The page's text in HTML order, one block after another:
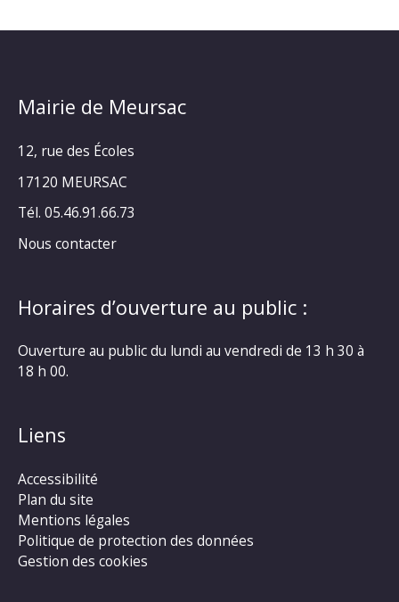
Mairie de Meursac
12, rue des Écoles
17120 MEURSAC
Tél. 05.46.91.66.73
Nous contacter
Horaires d’ouverture au public :
Ouverture au public du lundi au vendredi de 13 h 30 à
18 h 00.
Liens
Accessibilité
Plan du site
Mentions légales
Politique de protection des données
Gestion des cookies